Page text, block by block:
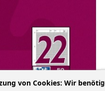
von Cookies: Wir